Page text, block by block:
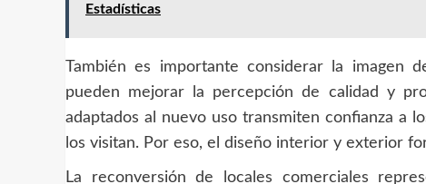
Estadísticas
También es importante considerar la imagen
pueden mejorar la percepción de calidad y
adaptados al nuevo uso transmiten confianza a
los visitan. Por eso, el diseño interior y exterior
La reconversión de locales comerciales